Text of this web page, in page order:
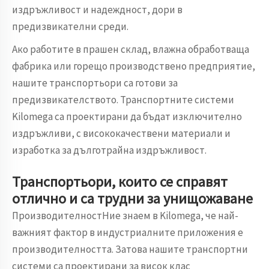
издръжливост и надеждност, дори в
предизвикателни среди.
Ако работите в прашен склад, влажна обработваща
фабрика или горещо производствено предприятие,
нашите транспортьори са готови за
предизвикателството. Транспортните системи
Kilomega са проектирани да бъдат изключително
издръжливи, с висококачествени материали и
изработка за дълготрайна издръжливост.
Транспортьори, които се справят
отлично и са трудни за унищожаване
ПроизводителностНие знаем в Kilomega, че най-
важният фактор в индустриалните приложения е
производителността. Затова нашите транспортни
системи са проектирани за висок клас